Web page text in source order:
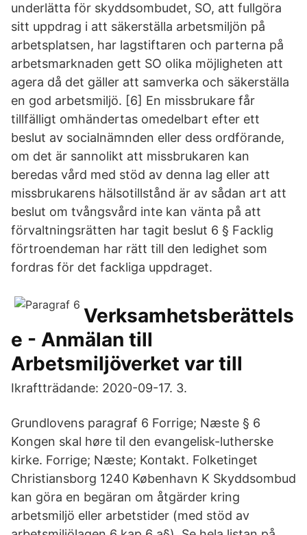
underlätta för skyddsombudet, SO, att fullgöra
sitt uppdrag i att säkerställa arbetsmiljön på
arbetsplatsen, har lagstiftaren och parterna på
arbetsmarknaden gett SO olika möjligheten att
agera då det gäller att samverka och säkerställa
en god arbetsmiljö. [6] En missbrukare får
tillfälligt omhändertas omedelbart efter ett
beslut av socialnämnden eller dess ordförande,
om det är sannolikt att missbrukaren kan
beredas vård med stöd av denna lag eller att
missbrukarens hälsotillstånd är av sådan art att
beslut om tvångsvård inte kan vänta på att
förvaltningsrätten har tagit beslut 6 § Facklig
förtroendeman har rätt till den ledighet som
fordras för det fackliga uppdraget.
Verksamhetsberättels
e - Anmälan till
Arbetsmiljöverket var till
Ikraftträdande: 2020-09-17. 3.
Grundlovens paragraf 6 Forrige; Næste § 6
Kongen skal høre til den evangelisk-lutherske
kirke. Forrige; Næste; Kontakt. Folketinget
Christiansborg 1240 København K Skyddsombud
kan göra en begäran om åtgärder kring
arbetsmiljö eller arbetstider (med stöd av